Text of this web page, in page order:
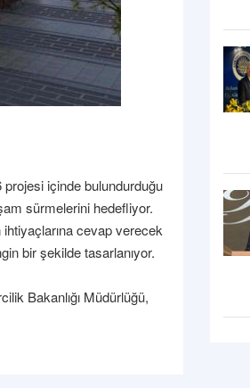
projesi içinde bulundurduğu
sürmelerini hedefliyor.
cevap verecek
bir şekilde tasarlanıyor.
Bakanlığı Müdürlüğü,